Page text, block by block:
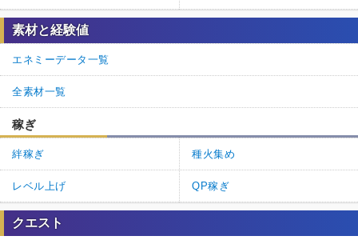
素材と経験値
エネミーデータ一覧
全素材一覧
稼ぎ
絆稼ぎ 種火集め
レベル上げ QP稼ぎ
クエスト